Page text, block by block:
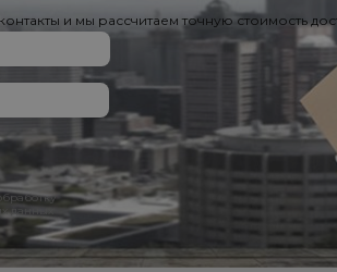
и мы рассчитаем точную стоимость
данных